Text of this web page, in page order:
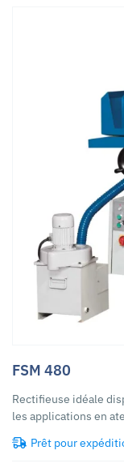
FSM 480
Rectifieuse idéale
les applications en
Prêt pour